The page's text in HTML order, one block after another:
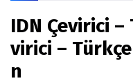
IDN Çevirici
virici –
n